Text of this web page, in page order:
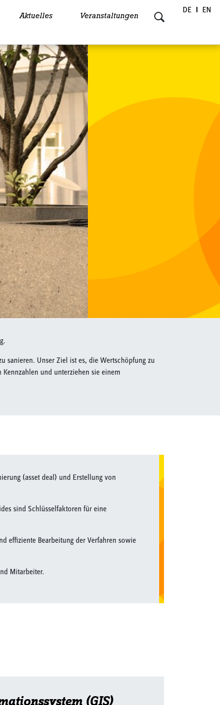
Aktuelles
Veranstaltungen
DE EN
sanieren. Unser Ziel ist es, die Wertschöpfung zu
und unterziehen sie einem
(asset deal) und Erstellung von
sind Schlüsselfaktoren für eine
effiziente Bearbeitung der Verfahren sowie
Mitarbeiter.
(GIS)